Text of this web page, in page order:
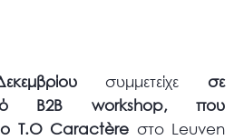
συμμετείχε σε
Β2Β workshop, που
ο Τ.Ο Caractère στο Leuven